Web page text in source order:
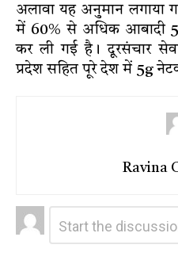
अलावा यह अनुमान लगाया
में 60% से अधिक आबादी
कर ली गई है। दूरसंचार
प्रदेश सहित पूरे देश में 5g
Ravina
Leave
a
Comment